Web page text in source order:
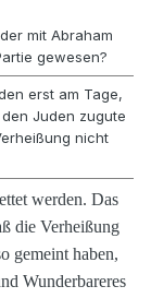
mit Abraham
gewesen?
erst am Tage,
Juden zugute
nicht
werden. Das
die Verheißung
gemeint haben,
Wunderbareres